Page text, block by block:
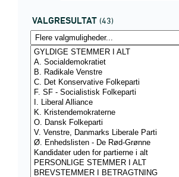
VALGRESULTAT (43)